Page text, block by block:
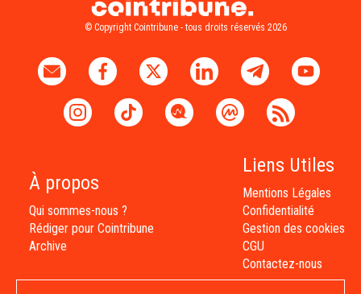
© Copyright Cointribune - tous droits réservés 2026
À propos
Qui sommes-nous ?
Rédiger pour Cointribune
Archive
Liens Utiles
Mentions Légales
Confidentialité
Gestion des cookies
CGU
Contactez-nous